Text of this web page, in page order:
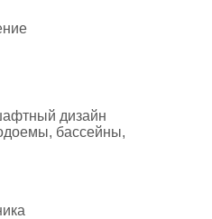
дизайн
бассейны,